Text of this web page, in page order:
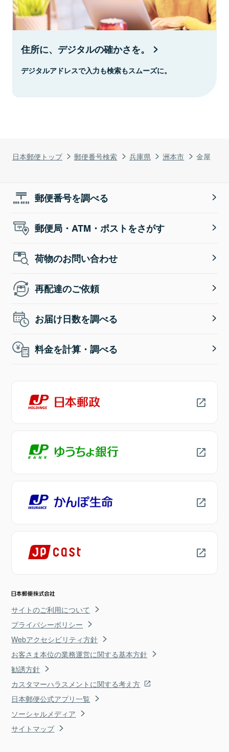
日本郵便トップ 郵便番号検索 兵庫県 洲本市 金屋
住所に、デジタルの確かさを。
デジタルアドレスで入力も検索もスムーズに。
郵便番号を調べる
郵便局・ATM・ポストをさがす
荷物のお問い合わせ
再配達のご依頼
お届け日数を調べる
料金を計算・調べる
サイトのご利用について
プライバシーポリシー
Webアクセシビリティ方針
お客さま本位の業務運営に関する基本方針
勧誘方針
カスタマーハラスメントに関する考え方
日本郵便公式アプリ一覧
ソーシャルメディア
サイトマップ